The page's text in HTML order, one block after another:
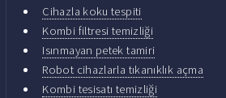
Cihazla koku tespiti
Kombi filtresi temizliği
Isınmayan petek tamiri
Robot cihazlarla tıkanıklık açma
Kombi tesisatı temizliği